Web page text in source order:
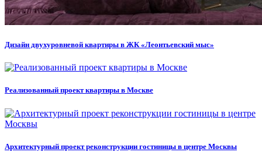
Дизайн двухуровневой квартиры в ЖК «Леонтьевский мыс»
Реализованный проект квартиры в Москве
Архитектурный проект реконструкции гостиницы в центре Москвы